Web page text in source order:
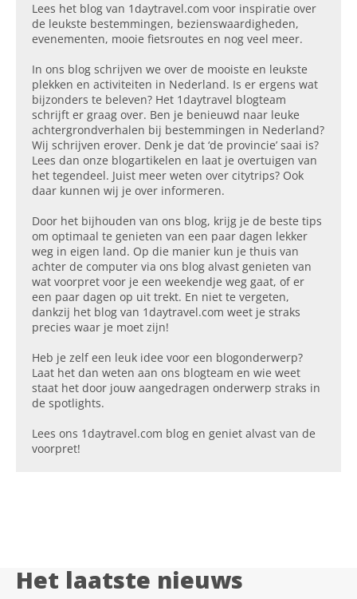
Lees het blog van 1daytravel.com voor inspiratie over
de leukste bestemmingen, bezienswaardigheden,
evenementen, mooie fietsroutes en nog veel meer.
In ons blog schrijven we over de mooiste en leukste
plekken en activiteiten in Nederland. Is er ergens wat
bijzonders te beleven? Het 1daytravel blogteam
schrijft er graag over. Ben je benieuwd naar leuke
achtergrondverhalen bij bestemmingen in Nederland?
Wij schrijven erover. Denk je dat ‘de provincie’ saai is?
Lees dan onze blogartikelen en laat je overtuigen van
het tegendeel. Juist meer weten over citytrips? Ook
daar kunnen wij je over informeren.
Door het bijhouden van ons blog, krijg je de beste tips
om optimaal te genieten van een paar dagen lekker
weg in eigen land. Op die manier kun je thuis van
achter de computer via ons blog alvast genieten van
wat voorpret voor je een weekendje weg gaat, of er
een paar dagen op uit trekt. En niet te vergeten,
dankzij het blog van 1daytravel.com weet je straks
precies waar je moet zijn!
Heb je zelf een leuk idee voor een blogonderwerp?
Laat het dan weten aan ons blogteam en wie weet
staat het door jouw aangedragen onderwerp straks in
de spotlights.
Lees ons 1daytravel.com blog en geniet alvast van de
voorpret!
Het laatste nieuws